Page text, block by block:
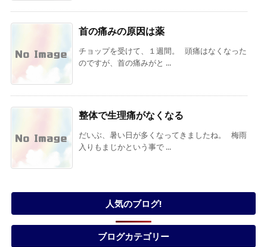
首の痛みの原因は薬
チョップを受けて、１週間。 頭痛はなくなった
のですが、首の痛みがと ...
整体で生理痛がなくなる
だいぶ、暑い日が多くなってきましたね。 梅雨
入りもまじかという事で ...
人気のブログ!
ブログカテゴリー